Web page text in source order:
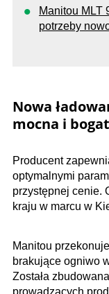
Manitou MLT
potrzeby
Nowa
mocna i
Producent
optymalnymi
przystępnej cenie.
kraju w marcu w
Manitou
brakujące ogniwo
Została
prowadzących